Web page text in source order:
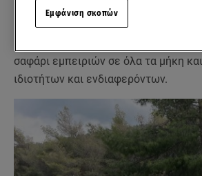
Γιώργου Λέντζα στο
,
και πολυπράγμων, ο Γιώργος
σαφάρι εμπειριών σε όλα τα μήκη
ιδιοτήτων και ενδιαφερόντων.
Εμφάνιση σκοπών